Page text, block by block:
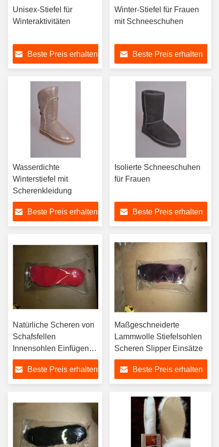
Unisex-Stiefel für
Winteraktivitäten
Beste Preis erhalten
Winter-Stiefel für Frauen
mit Schneeschuhen
Beste Preis erhalten
Wasserdichte
Winterstiefel mit
Scherenkleidung
Beste Preis erhalten
Isolierte Schneeschuhen
für Frauen
Beste Preis erhalten
Natürliche Scheren von
Schafsfellen
Innensohlen Einfügen
von Feuchtigkeit
WickingBeste Preis erhalten
Maßgeschneiderte
Lammwolle Stiefelsohlen
Scheren Slipper Einsätze
Beste Preis erhalten